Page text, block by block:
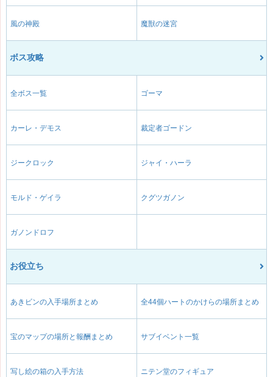
風の神殿 魔獣の迷宮
ボス攻略
全ボス一覧 ゴーマ
カーレ・デモス 裁定者ゴードン
ジークロック ジャイ・ハーラ
モルド・ゲイラ クグツガノン
ガノンドロフ
お役立ち
あきビンの入手場所まとめ 全44個ハートのかけらの場所まとめ
宝のマップの場所と報酬まとめ サブイベント一覧
写し絵の箱の入手方法 ニテン堂のフィギュア